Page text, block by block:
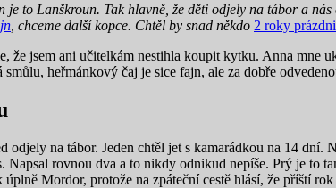
je to Lanškroun. Tak hlavně, že děti odjely na tábor a
, chceme další kopce. Chtěl by snad někdo 2 roky
že jsem ani učitelkám nestihla koupit kytku. Anna mne
smůlu, heřmánkový čaj je sice fajn, ale za dobře
odjely na tábor. Jeden chtěl jet s kamarádkou na 14
Napsal rovnou dva a to nikdy odnikud nepíše. Prý je to
Mordor, protože na zpáteční cestě hlásí, že příští